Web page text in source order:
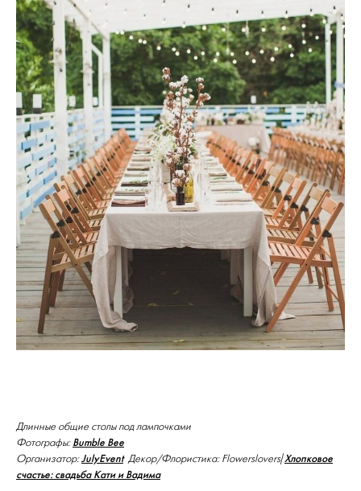
Длинные общие столы под лампочками
Фотографы: Bumble Bee
Организатор:JulyEventДекор/Флористика: Flowerslovers|Хлопковое
счастье: свадьба Кати и Вадима